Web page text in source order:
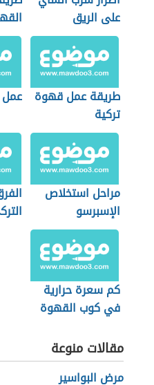
على الريق
طريقة عمل قهوة
تركية
مراحل استخلاص
الإسبرسو
كم سعرة حرارية
في كوب القهوة
مقالات منوعة
مرض البواسير